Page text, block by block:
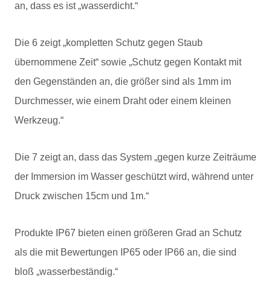
an, dass es ist „wasserdicht.“
Die 6 zeigt „kompletten Schutz gegen Staub
übernommene Zeit“ sowie „Schutz gegen Kontakt mit
den Gegenständen an, die größer sind als 1mm im
Durchmesser, wie einem Draht oder einem kleinen
Werkzeug.“
Die 7 zeigt an, dass das System „gegen kurze Zeiträume
der Immersion im Wasser geschützt wird, während unter
Druck zwischen 15cm und 1m.“
Produkte IP67 bieten einen größeren Grad an Schutz
als die mit Bewertungen IP65 oder IP66 an, die sind
bloß „wasserbeständig.“